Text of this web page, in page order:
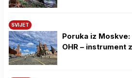
SVIJET
Poruka iz
OHR – instrument